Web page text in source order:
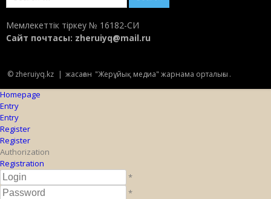
for:
Мемлекеттік тіркеу № 16182-СИ
Сайт почтасы: zheruiyq@mail.ru
© zheruiyq.kz | жасаған "Жерұйық медиа" жарнама орталығы .
Homepage
Entry
Entry
Register
Register
Authorization
Registration
*
*